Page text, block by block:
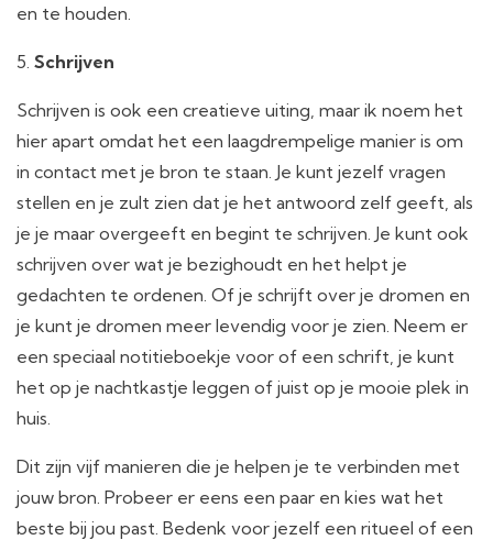
en te houden.
5. Schrijven
Schrijven is ook een creatieve uiting, maar ik noem het
hier apart omdat het een laagdrempelige manier is om
in contact met je bron te staan. Je kunt jezelf vragen
stellen en je zult zien dat je het antwoord zelf geeft, als
je je maar overgeeft en begint te schrijven. Je kunt ook
schrijven over wat je bezighoudt en het helpt je
gedachten te ordenen. Of je schrijft over je dromen en
je kunt je dromen meer levendig voor je zien. Neem er
een speciaal notitieboekje voor of een schrift, je kunt
het op je nachtkastje leggen of juist op je mooie plek in
huis.
Dit zijn vijf manieren die je helpen je te verbinden met
jouw bron. Probeer er eens een paar en kies wat het
beste bij jou past. Bedenk voor jezelf een ritueel of een